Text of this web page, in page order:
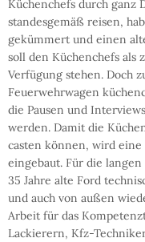
Küchenchefs durch ganz
standesgemäß reisen,
gekümmert und einen
soll den Küchenchefs als
Verfügung stehen. Doch
Feuerwehrwagen
die Pausen und
werden. Damit die
casten können, wird
eingebaut. Für die
35 Jahre alte Ford
und auch von außen
Arbeit für das
Lackierern, Kfz-